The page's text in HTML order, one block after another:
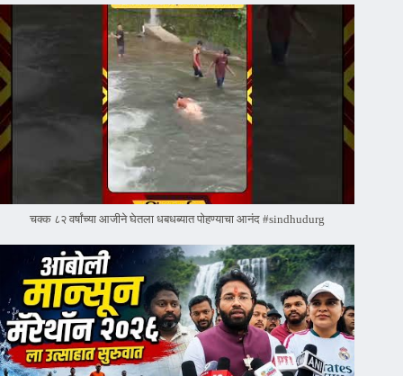
चक्क ८२ वर्षांच्या आजीने घेतला धबधब्यात पोहण्याचा आनंद #sindhudurg